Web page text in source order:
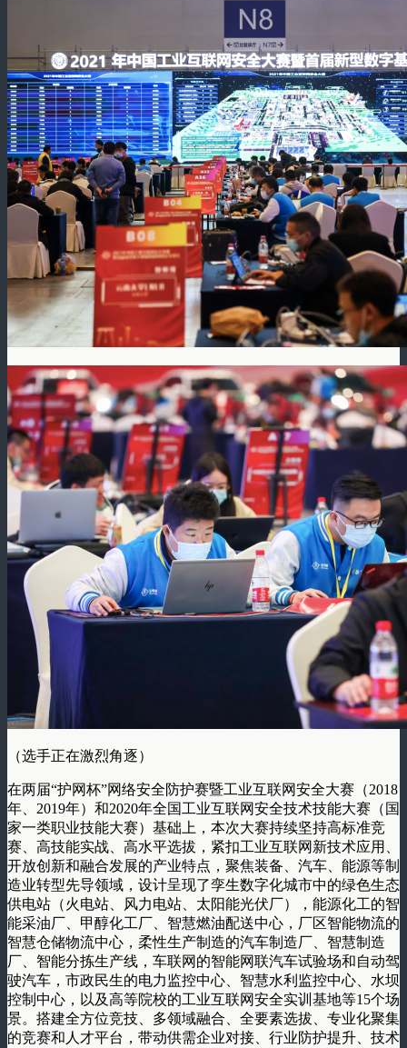
（选手正在激烈角逐）
在两届“护网杯”网络安全防护赛暨工业互联网安全大赛（2018
年、2019年）和2020年全国工业互联网安全技术技能大赛（国
家一类职业技能大赛）基础上，本次大赛持续坚持高标准竞
赛、高技能实战、高水平选拔，紧扣工业互联网新技术应用、
开放创新和融合发展的产业特点，聚焦装备、汽车、能源等制
造业转型先导领域，设计呈现了孪生数字化城市中的绿色生态
供电站（火电站、风力电站、太阳能光伏厂），能源化工的智
能采油厂、甲醇化工厂、智慧燃油配送中心，厂区智能物流的
智慧仓储物流中心，柔性生产制造的汽车制造厂、智慧制造
厂、智能分拣生产线，车联网的智能网联汽车试验场和自动驾
驶汽车，市政民生的电力监控中心、智慧水利监控中心、水坝
控制中心，以及高等院校的工业互联网安全实训基地等15个场
景。搭建全方位竞技、多领域融合、全要素选拔、专业化聚集
的竞赛和人才平台，带动供需企业对接、行业防护提升、技术